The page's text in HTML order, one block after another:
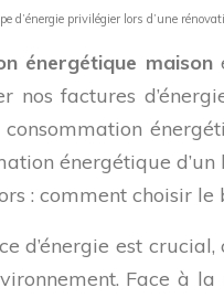
d’énergie privilégier lors d’une
énergétique maison
nos factures
énergétique
: comment choisir
d’énergie est
Face à